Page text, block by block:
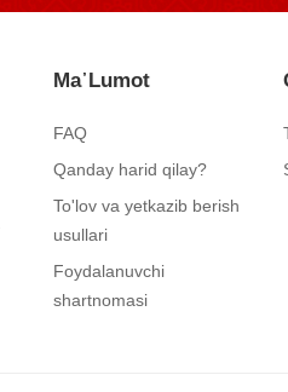
Ma᾿lumot
FAQ
Qanday harid qilay?
To'lov va yetkazib berish
usullari
Foydalanuvchi
shartnomasi